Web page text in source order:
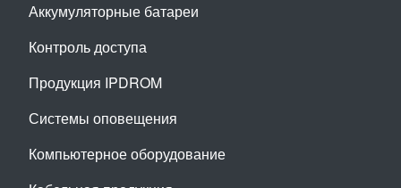
Аккумуляторные батареи
Контроль доступа
Продукция IPDROM
Системы оповещения
Компьютерное оборудование